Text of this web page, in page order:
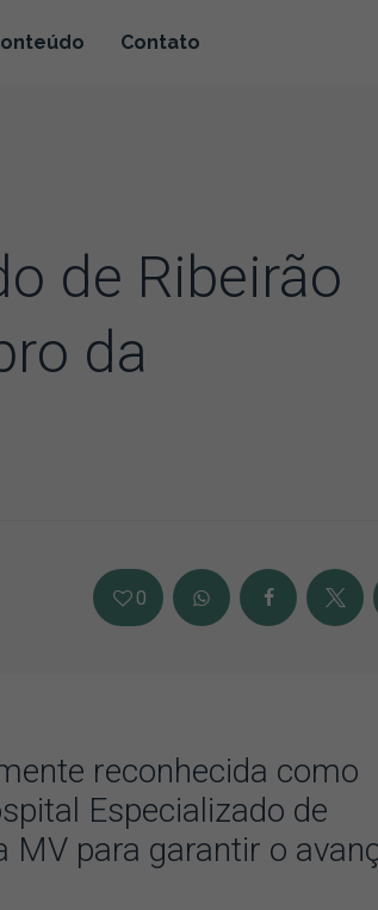
Contato
de Ribeirão
da
0
reconhecida como
Especializado de
MV para garantir o